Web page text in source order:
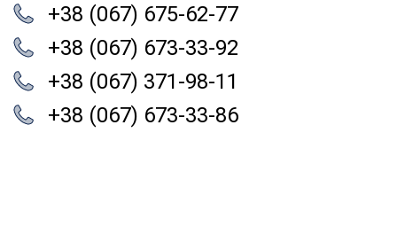
+38 (067) 675-62-77
+38 (067) 673-33-92
+38 (067) 371-98-11
+38 (067) 673-33-86